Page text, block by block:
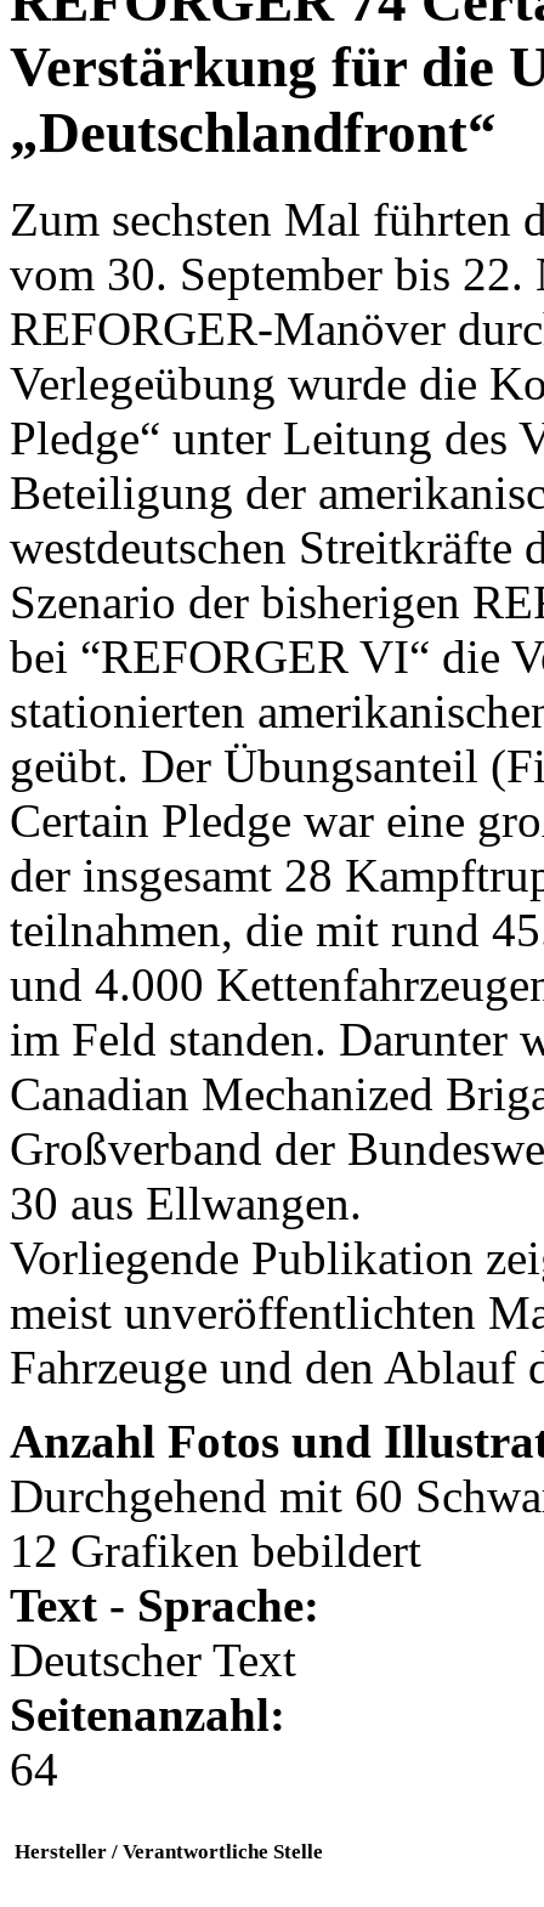
Verstärkung für die
„Deutschlandfront“
Zum sechsten Mal führten
vom 30. September bis
REFORGER-Manöver
Verlegeübung wurde die
Pledge“ unter Leitung
Beteiligung der
westdeutschen
Szenario der bisherigen
bei “REFORGER VI“ die
stationierten
geübt. Der Übungsanteil
Certain Pledge war eine
der insgesamt 28
teilnahmen, die mit rund
und 4.000
im Feld standen. Darunter
Canadian Mechanized
Großverband der
30 aus Ellwangen.
Vorliegende Publikation
meist unveröffentlichten
Fahrzeuge und den Ablauf
Anzahl Fotos und
Durchgehend mit 60
12 Grafiken bebildert
Text - Sprache:
Deutscher Text
Seitenanzahl:
64
Hersteller / Verantwortliche Stelle